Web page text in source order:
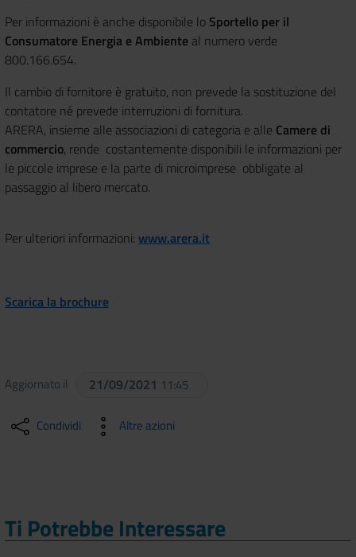
Per informazioni è anche disponibile lo Sportello per il
Consumatore Energia e Ambiente al numero verde
800.166.654.
Il cambio di fornitore è gratuito, non prevede la sostituzione del
contatore né prevede interruzioni di fornitura.
ARERA, insieme alle associazioni di categoria e alle Camere di
commercio, rende costantemente disponibili le informazioni per
le piccole imprese e la parte di microimprese obbligate al
passaggio al libero mercato.
Per ulteriori informazioni: www.arera.it
Scarica la brochure
Aggiornato il 21/09/2021 11:45
Condividi Altre azioni
Ti Potrebbe Interessare